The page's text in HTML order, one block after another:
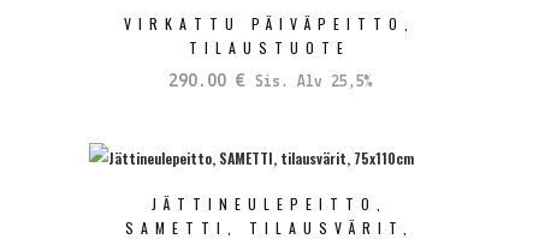
VIRKATTU PÄIVÄPEITTO,
TILAUSTUOTE
290.00 € Sis. Alv 25,5%
JÄTTINEULEPEITTO,
SAMETTI, TILAUSVÄRIT,